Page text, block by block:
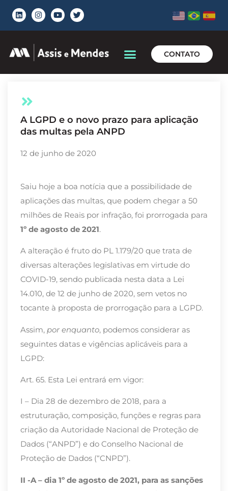
CONTATO
A LGPD e o novo prazo para aplicação
das multas pela ANPD
12 de junho de 2020
Saiu hoje a boa notícia que a possibilidade de
aplicações das multas, que podem chegar a 50
milhões de Reais por infração, foi prorrogada para
1º de agosto de 2021.
A alteração é fruto do PL 1.179/20 que trata de
diversas alterações legislativas em virtude do
COVID-19, sendo publicada nesta data a Lei
14.010, de 12 de junho de 2020, sem vetos no
tocante à proposta de prorrogação para a LGPD.
Assim, por enquanto, podemos considerar as
seguintes datas e vigências aplicáveis para a
LGPD:
Art. 65. Esta Lei entrará em vigor:
I – Dia 28 de dezembro de 2018, para a
estruturação, composição, funções e regras para
criação da Autoridade Nacional de Proteção de
Dados (“ANPD”) e do Conselho Nacional de
Proteção de Dados (“CNPD”).
II -A – dia 1º de agosto de 2021, para as sanções